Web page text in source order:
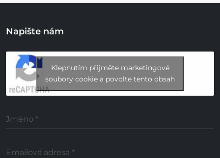
Napište nám
Klepnutím přijměte marketingové
soubory cookie a povolte tento obsah
Jméno *
Emailová adresa *